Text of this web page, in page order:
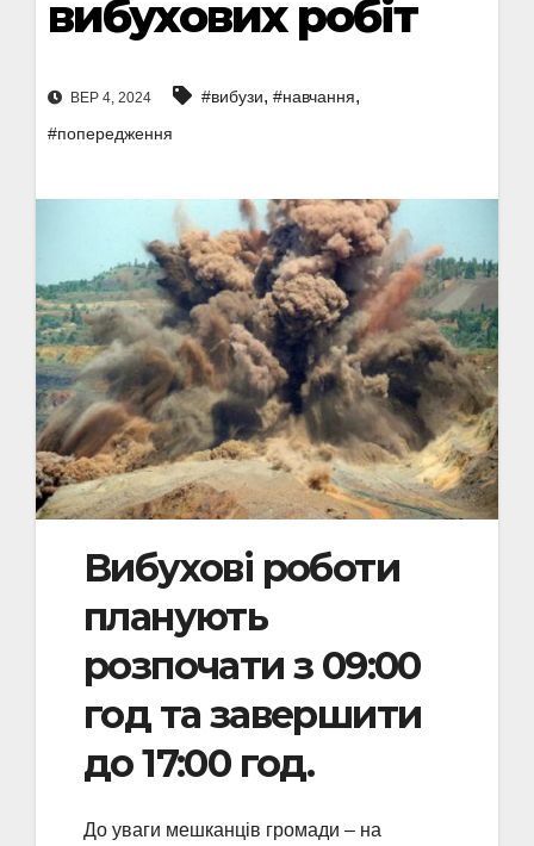
вибухових робіт
ВЕР 4, 2024 #вибузи, #навчання,
#попередження
Вибухові роботи
планують
розпочати з 09:00
год та завершити
до 17:00 год.
До уваги мешканців громади – на